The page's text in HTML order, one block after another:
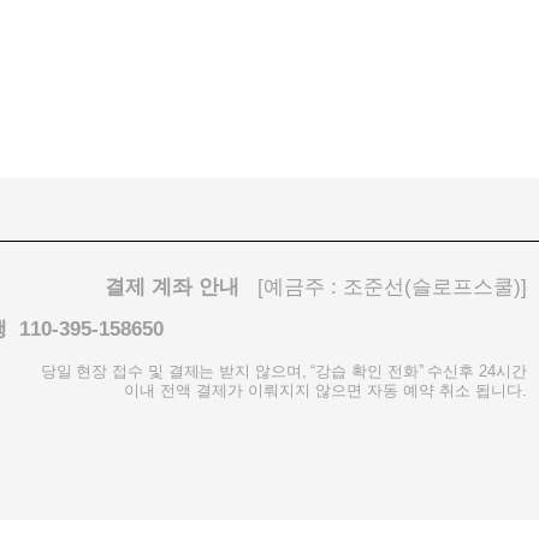
결제 계좌 안내
[예금주 : 조준선(슬로프스쿨)]
110-395-158650
당일 현장 접수 및 결제는 받지 않으며, “강습 확인 전화” 수신후 24시간
이내 전액 결제가 이뤄지지 않으면 자동 예약 취소 됩니다.